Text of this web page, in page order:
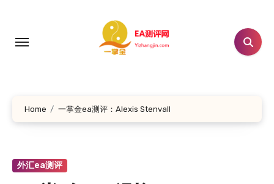
Home 一掌金ea测评：Alexis Stenvall
外汇ea测评